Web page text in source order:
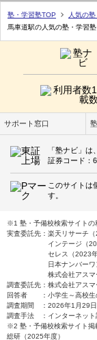
塾・学習塾TOP 人気の
馬車道駅の人気の塾・学習
サポート窓口
「塾ナビ」
証券コード：
このサイトは
す。
※1 塾・予備校検索サイトの
実査委託先：楽天リサーチ
インテージ（
セレス（2023
日本ナンバー
株式会社アスマ
調査委託先：株式会社アスマ
回答者 ：小学生～高校生
調査期間 ：2026年1月29日
調査手法 ：インターネット
※2 塾・予備校検索サイト掲
総研（2025年度）